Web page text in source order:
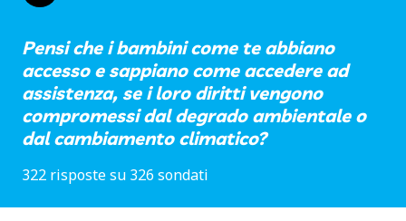
Pensi che i bambini come te abbiano
accesso e sappiano come accedere ad
assistenza, se i loro diritti vengono
compromessi dal degrado ambientale o
dal cambiamento climatico?
322 risposte su 326 sondati